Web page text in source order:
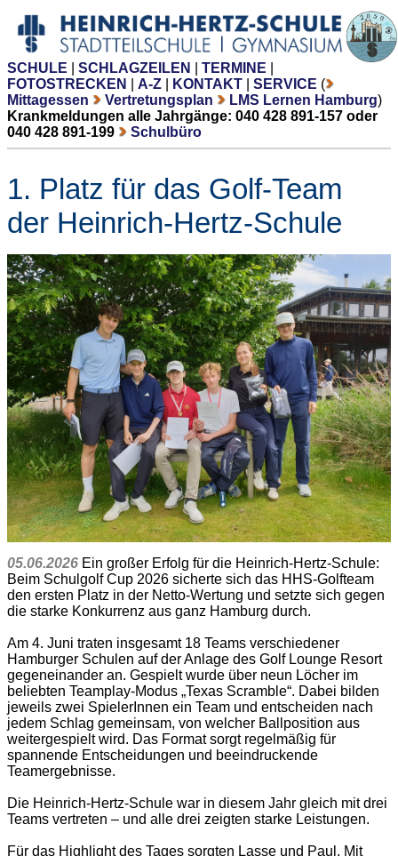
SCHULE SCHLAGZEILEN TERMINE
FOTOSTRECKEN
A-Z KONTAKT SERVICE (
Mittagessen
Vertretungsplan LMS Lernen Hamburg)
Krankmeldungen alle Jahrgänge: 040 428 891-157 oder
040 428 891-199
Schulbüro
1. Platz für das Golf-Team
der Heinrich-Hertz-Schule
05.06.2026 Ein großer Erfolg für die Heinrich-Hertz-Schule:
Beim Schulgolf Cup 2026 sicherte sich das HHS-Golfteam
den ersten Platz in der Netto-Wertung und setzte sich gegen
die starke Konkurrenz aus ganz Hamburg durch.
Am 4. Juni traten insgesamt 18 Teams verschiedener
Hamburger Schulen auf der Anlage des Golf Lounge Resort
gegeneinander an. Gespielt wurde über neun Löcher im
beliebten Teamplay-Modus „Texas Scramble“. Dabei bilden
jeweils zwei SpielerInnen ein Team und entscheiden nach
jedem Schlag gemeinsam, von welcher Ballposition aus
weitergespielt wird. Das Format sorgt regelmäßig für
spannende Entscheidungen und beeindruckende
Teamergebnisse.
Die Heinrich-Hertz-Schule war in diesem Jahr gleich mit drei
Teams vertreten – und alle drei zeigten starke Leistungen.
Für das Highlight des Tages sorgten Lasse und Paul. Mit